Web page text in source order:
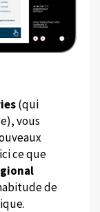
(qui
vous
ce que
de